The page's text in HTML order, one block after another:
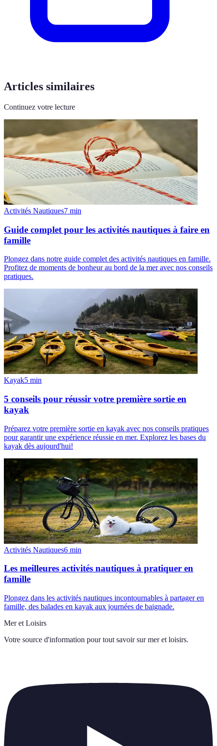
Articles similaires
Continuez votre lecture
Activités Nautiques7 min
Guide complet pour les activités nautiques à faire en
famille
Plongez dans notre guide complet des activités nautiques en famille.
Profitez de moments de bonheur au bord de la mer avec nos conseils
pratiques.
Kayak5 min
5 conseils pour réussir votre première sortie en
kayak
Préparez votre première sortie en kayak avec nos conseils pratiques
pour garantir une expérience réussie en mer. Explorez les bases du
kayak dès aujourd'hui!
Activités Nautiques6 min
Les meilleures activités nautiques à pratiquer en
famille
Plongez dans les activités nautiques incontournables à partager en
famille, des balades en kayak aux journées de baignade.
Mer et Loisirs
Votre source d'information pour tout savoir sur mer et loisirs.